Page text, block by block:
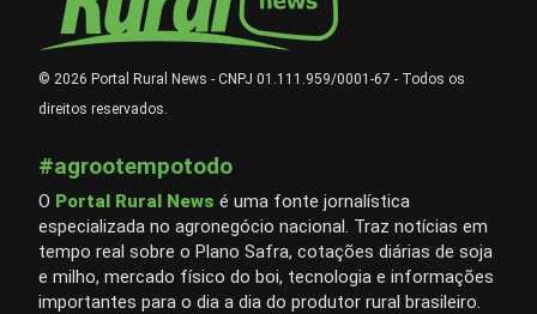
© 2026 Portal Rural News - CNPJ 01.111.959/0001-67 - Todos os
direitos reservados.
#agrootempotodo
O Portal Rural News é uma fonte jornalística
especializada no agronegócio nacional. Traz notícias em
tempo real sobre o Plano Safra, cotações diárias de soja
e milho, mercado físico do boi, tecnologia e informações
importantes para o dia a dia do produtor rural brasileiro.